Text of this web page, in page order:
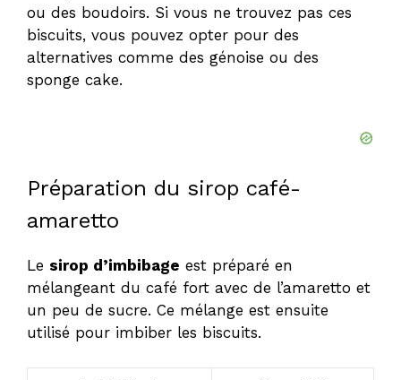
ou des boudoirs. Si vous ne trouvez pas ces
biscuits, vous pouvez opter pour des
alternatives comme des génoise ou des
sponge cake.
Préparation du sirop café-
amaretto
Le sirop d’imbibage est préparé en
mélangeant du café fort avec de l’amaretto et
un peu de sucre. Ce mélange est ensuite
utilisé pour imbiber les biscuits.